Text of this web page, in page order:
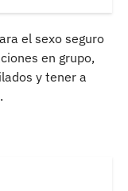
el sexo seguro
en grupo,
y tener a